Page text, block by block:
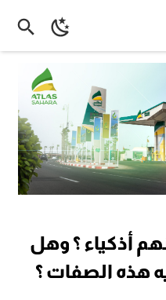
أذكياء ؟ وهل
هذه الصفات ؟